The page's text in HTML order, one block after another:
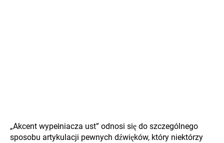
„Akcent wypełniacza ust” odnosi się do szczególnego
sposobu artykulacji pewnych dźwięków, który niektórzy